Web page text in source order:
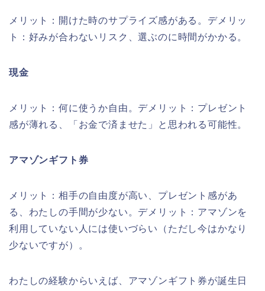
メリット：開けた時のサプライズ感がある。デメリッ
ト：好みが合わないリスク、選ぶのに時間がかかる。
現金
メリット：何に使うか自由。デメリット：プレゼント
感が薄れる、「お金で済ませた」と思われる可能性。
アマゾンギフト券
メリット：相手の自由度が高い、プレゼント感があ
る、わたしの手間が少ない。デメリット：アマゾンを
利用していない人には使いづらい（ただし今はかなり
少ないですが）。
わたしの経験からいえば、アマゾンギフト券が誕生日